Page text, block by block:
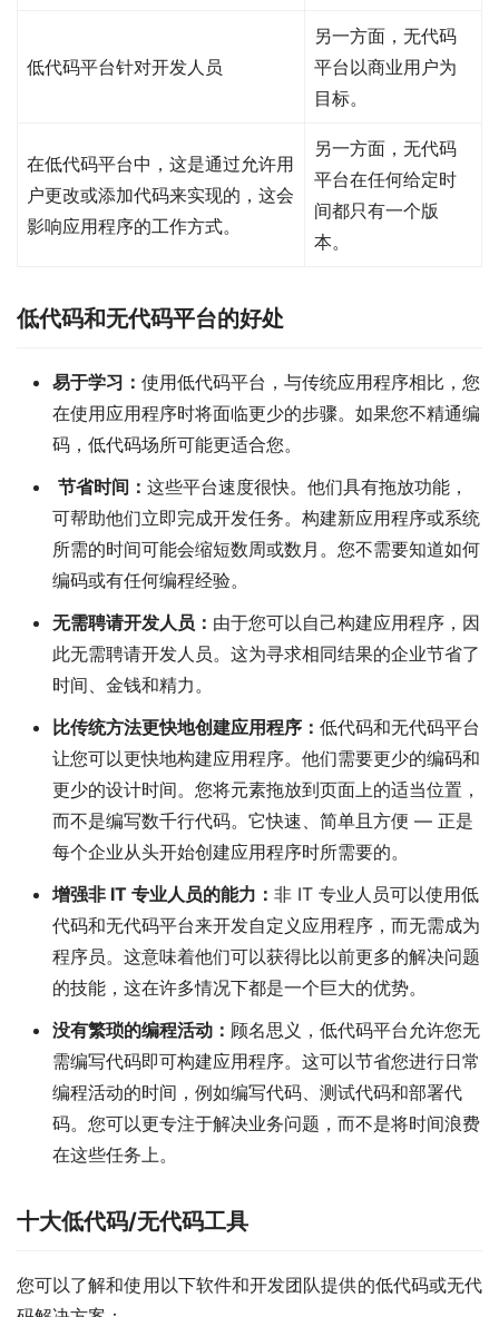
低代码平台针对开发人员
另一方面，无代码
平台以商业用户为
目标。
在低代码平台中，这是通过允许用
户更改或添加代码来实现的，这会
影响应用程序的工作方式。
另一方面，无代码
平台在任何给定时
间都只有一个版
本。
低代码和无代码平台的好处
易于学习： 使用低代码平台，与传统应用程序相比，您
在使用应用程序时将面临更少的步骤。如果您不精通编
码，低代码场所可能更适合您。
节省时间： 这些平台速度很快。他们具有拖放功能，
可帮助他们立即完成开发任务。构建新应用程序或系统
所需的时间可能会缩短数周或数月。您不需要知道如何
编码或有任何编程经验。
无需聘请开发人员： 由于您可以自己构建应用程序，因
此无需聘请开发人员。这为寻求相同结果的企业节省了
时间、金钱和精力。
比传统方法更快地创建应用程序： 低代码和无代码平台
让您可以更快地构建应用程序。他们需要更少的编码和
更少的设计时间。您将元素拖放到页面上的适当位置，
而不是编写数千行代码。它快速、简单且方便 — 正是
每个企业从头开始创建应用程序时所需要的。
增强非 IT 专业人员的能力： 非 IT 专业人员可以使用低
代码和无代码平台来开发自定义应用程序，而无需成为
程序员。这意味着他们可以获得比以前更多的解决问题
的技能，这在许多情况下都是一个巨大的优势。
没有繁琐的编程活动： 顾名思义，低代码平台允许您无
需编写代码即可构建应用程序。这可以节省您进行日常
编程活动的时间，例如编写代码、测试代码和部署代
码。您可以更专注于解决业务问题，而不是将时间浪费
在这些任务上。
十大低代码/无代码工具
您可以了解和使用以下软件和开发团队提供的低代码或无代